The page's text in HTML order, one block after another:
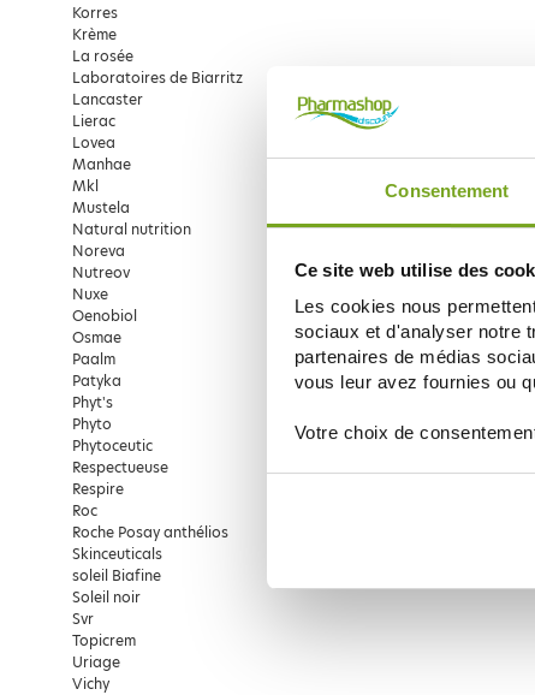
Consentement
Ce site web utilise des
Les cookies nous
sociaux et d'analyser notre
partenaires de médias
vous leur avez fournies ou
Votre choix de
Korres
Krème
La rosée
Laboratoires de Biarritz
Lancaster
Lierac
Lovea
Manhae
Mkl
Mustela
Natural nutrition
Noreva
Nutreov
Nuxe
Oenobiol
Osmae
Paalm
Patyka
Phyt's
Phyto
Phytoceutic
Respectueuse
Respire
Roc
Roche Posay anthélios
Skinceuticals
soleil Biafine
Soleil noir
Svr
Topicrem
Uriage
Vichy